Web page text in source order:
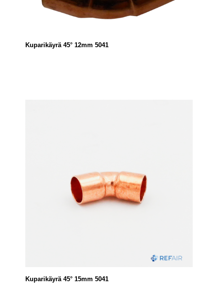
Kuparikäyrä 45° 12mm 5041
Kuparikäyrä 45° 15mm 5041